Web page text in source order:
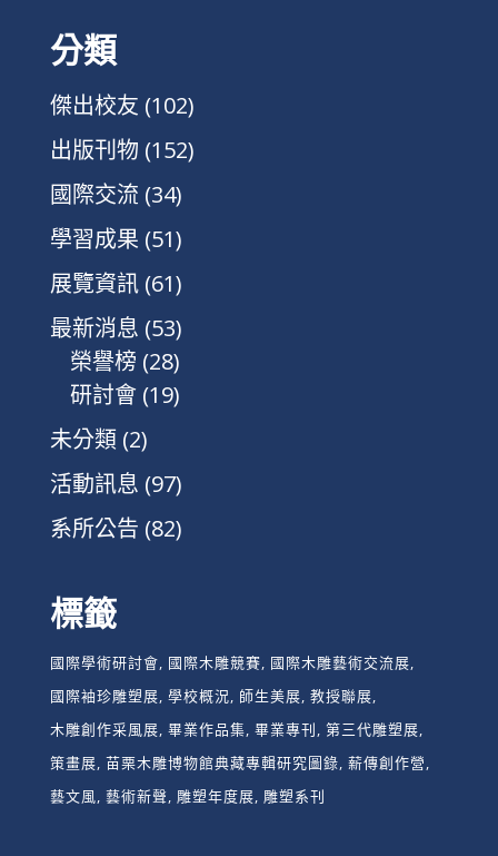
分類
傑出校友 (102)
出版刊物 (152)
國際交流 (34)
學習成果 (51)
展覽資訊(61)
最新消息 (53)
榮譽榜 (28)
研討會(19)
未分類(2)
活動訊息 (97)
系所公告 (82)
標籤
國際學術研討會 國際木雕競賽 國際木雕藝術交流展
國際袖珍雕塑展 學校概況 師生美展 教授聯展
木雕創作采風展 畢業作品集 畢業專刊 第三代雕塑展
策畫展 苗栗木雕博物館典藏專輯研究圖錄 薪傳創作營
藝文風 藝術新聲 雕塑年度展 雕塑系刊